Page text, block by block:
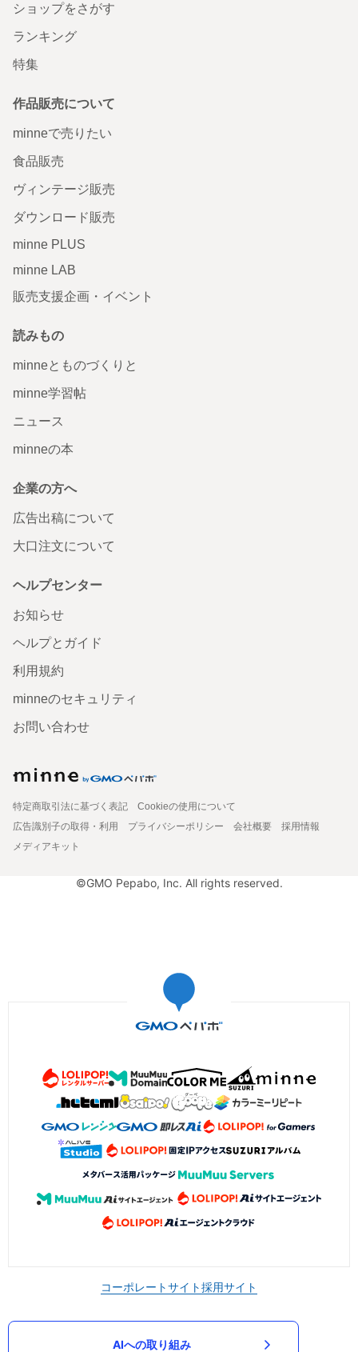
ショップをさがす
ランキング
特集
作品販売について
minneで売りたい
食品販売
ヴィンテージ販売
ダウンロード販売
minne PLUS
minne LAB
販売支援企画・イベント
読みもの
minneとものづくりと
minne学習帖
ニュース
minneの本
企業の方へ
広告出稿について
大口注文について
ヘルプセンター
お知らせ
ヘルプとガイド
利用規約
minneのセキュリティ
お問い合わせ
特定商取引法に基づく表記
Cookieの使用について
広告識別子の取得・利用
プライバシーポリシー 会社概要
採用情報
メディアキット
©GMO Pepabo, Inc. All rights reserved.
コーポレートサイト採用サイト
AIへの取り組み